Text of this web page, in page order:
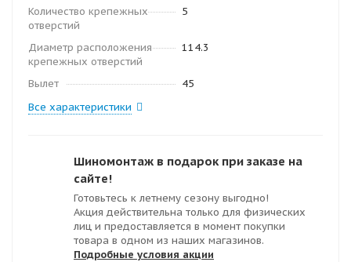
Количество крепежных
отверстий
5
Диаметр расположения
крепежных отверстий
114.3
Вылет
45
Все характеристики
Шиномонтаж в подарок при заказе на
сайте!
Готовьтесь к летнему сезону выгодно!
Акция действительна только для физических
лиц и предоставляется в момент покупки
товара в одном из наших магазинов.
Подробные условия акции